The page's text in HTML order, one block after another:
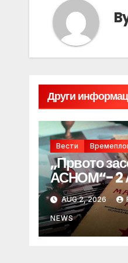
Други
Вести
„Првото
АСНОМ“- 2
1944 год.
AUG 2, 2026
NEWS